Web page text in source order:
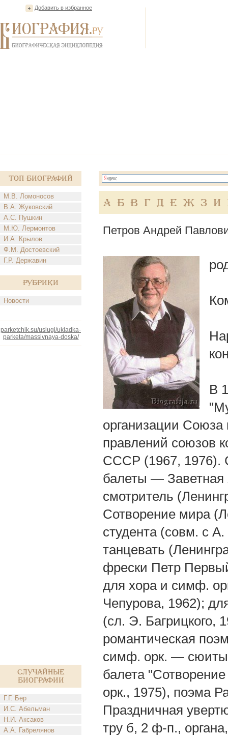
Добавить в избранное
Топ Биографий
М.В. Ломоносов
В.А. Жуковский
А.С. Пушкин
М.Ю. Лермонтов
И.А. Крылов
Ф.М. Достоевский
Г.Р. Державин
Рубрики
Новости
parketchik.su/uslugi/ukladka-
parketa/massivnaya-doska/
Случайные
биографии
Г.Г. Бер
И.С. Абельман
Н.И. Аксаков
А.А. Габрелянов
А Б В Г Д Е Ж З И
Петров Андрей
В
организации
правлений союзов
СССР (1967, 1976).
балеты — Заветная
смотритель
Сотворение мира
студента (совм. с
танцевать
фрески Петр
для хора и симф.
Чепурова, 1962);
(сл. Э. Багрицкого,
романтическая
симф. орк. — сюиты
балета
орк., 1975), поэма
Праздничная
тру б, 2 ф-п.,